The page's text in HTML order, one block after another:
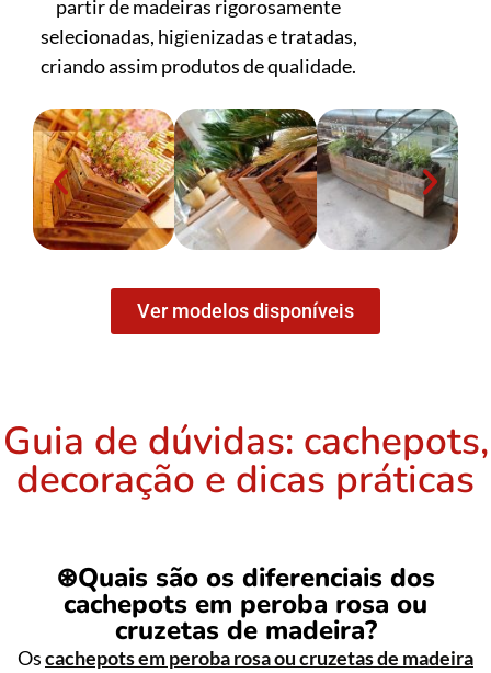
partir de madeiras rigorosamente
selecionadas, higienizadas e tratadas,
criando assim produtos de qualidade.
Ver modelos disponíveis
Guia de dúvidas: cachepots,
decoração e dicas práticas
⊛Quais são os diferenciais dos
cachepots em peroba rosa ou
cruzetas de madeira?
Oscachepots em peroba rosa ou cruzetas de madeira